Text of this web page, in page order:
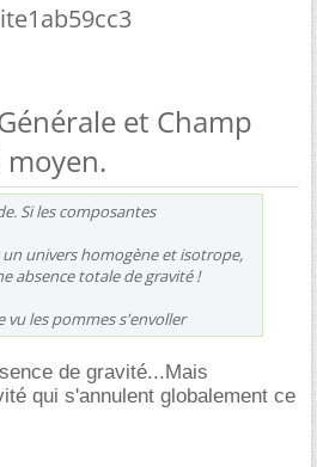
et Champ
Si les composantes
univers homogène et isotrope,
absence totale de gravité !
vu les pommes s'envoller
de gravité...Mais
qui s'annulent globalement ce